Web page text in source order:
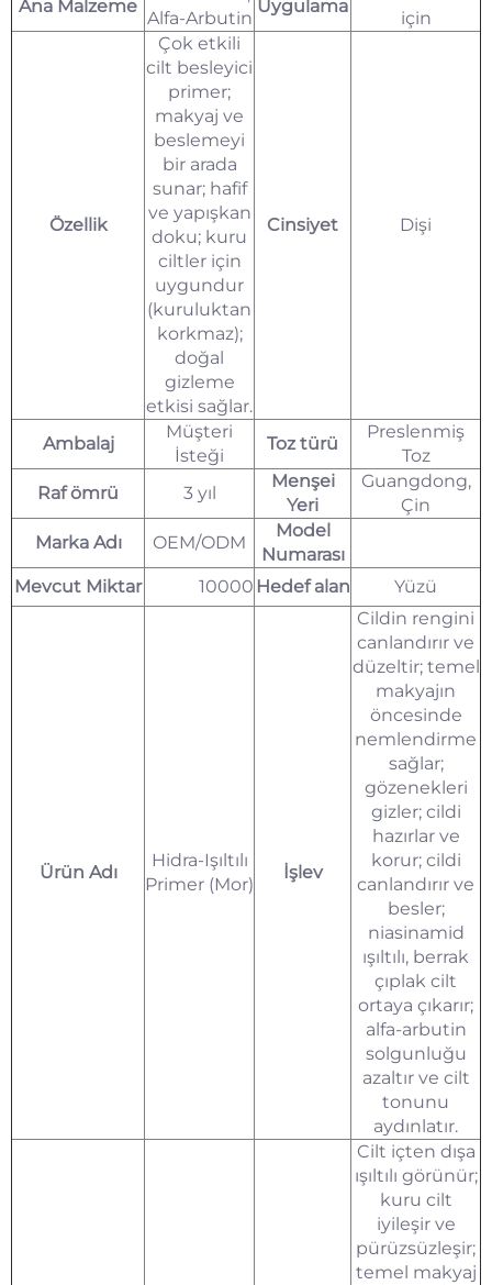
Ana Malzeme
Alfa-Arbutin
Uygulama
için
Özellik
Çok etkili
cilt besleyici
primer;
makyaj ve
beslemeyi
bir arada
sunar; hafif
ve yapışkan
doku; kuru
ciltler için
uygundur
(kuruluktan
korkmaz);
doğal
gizleme
etkisi sağlar.
Cinsiyet Dişi
Ambalaj
Müşteri
İsteği
Toz türü
Preslenmiş
Toz
Raf ömrü
3 yıl
Menşei
Yeri
Guangdong,
Çin
Marka Adı
OEM/ODM
Model
Numarası
Mevcut Miktar
10000 Hedef alan Yüzü
Ürün Adı
Hidra-Işıltılı
Primer (Mor)
İşlev
Cildin rengini
canlandırır ve
düzeltir; temel
makyajın
öncesinde
nemlendirme
sağlar;
gözenekleri
gizler; cildi
hazırlar ve
korur; cildi
canlandırır ve
besler;
niasinamid
ışıltılı, berrak
çıplak cilt
ortaya çıkarır;
alfa-arbutin
solgunluğu
azaltır ve cilt
tonunu
aydınlatır.
Cilt içten dışa
ışıltılı görünür;
kuru cilt
iyileşir ve
pürüzsüzleşir;
temel makyaj